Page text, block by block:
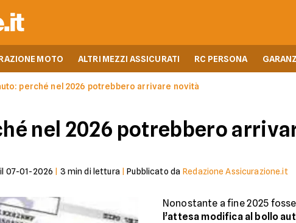
MOTO ALTRI MEZZI ASSICURATI RC PERSONA
perché nel 2026 potrebbero arrivare novità
nel 2026 potrebbero
07-01-2026 3 min di lettura |Pubblicato da Redazione Assicurazione.it
Nonostante a fine 2025
l’attesa modifica al bollo